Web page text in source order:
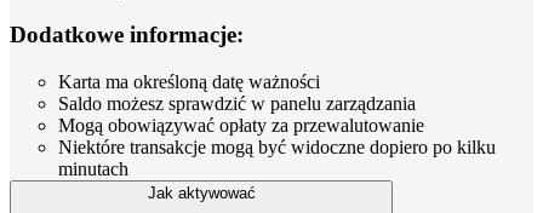
Dodatkowe informacje:
Karta ma określoną datę ważności
Saldo możesz sprawdzić w panelu zarządzania
Mogą obowiązywać opłaty za przewalutowanie
Niektóre transakcje mogą być widoczne dopiero po kilku
minutach
Jak aktywować